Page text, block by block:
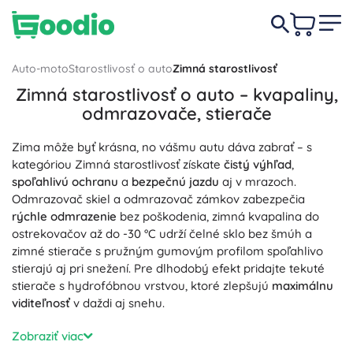
Auto-motoStarostlivosť o autoZimná starostlivosť
Zimná starostlivosť o auto – kvapaliny,
odmrazovače, stierače
Zima môže byť krásna, no vášmu autu dáva zabrať – s
kategóriou Zimná starostlivosť získate čistý výhľad,
spoľahlivú ochranu a bezpečnú jazdu aj v mrazoch.
Odmrazovač skiel a odmrazovač zámkov zabezpečia
rýchle odmrazenie bez poškodenia, zimná kvapalina do
ostrekovačov až do -30 °C udrží čelné sklo bez šmúh a
zimné stierače s pružným gumovým profilom spoľahlivo
stierajú aj pri snežení. Pre dlhodobý efekt pridajte tekuté
stierače s hydrofóbnou vrstvou, ktoré zlepšujú maximálnu
viditeľnosťv daždi aj snehu.
Zamerajte sa aj na ochranu karosérie a motora:
nemrznúce chladiace kvapaliny (antifreeze) do chladiča
Zobraziť viac